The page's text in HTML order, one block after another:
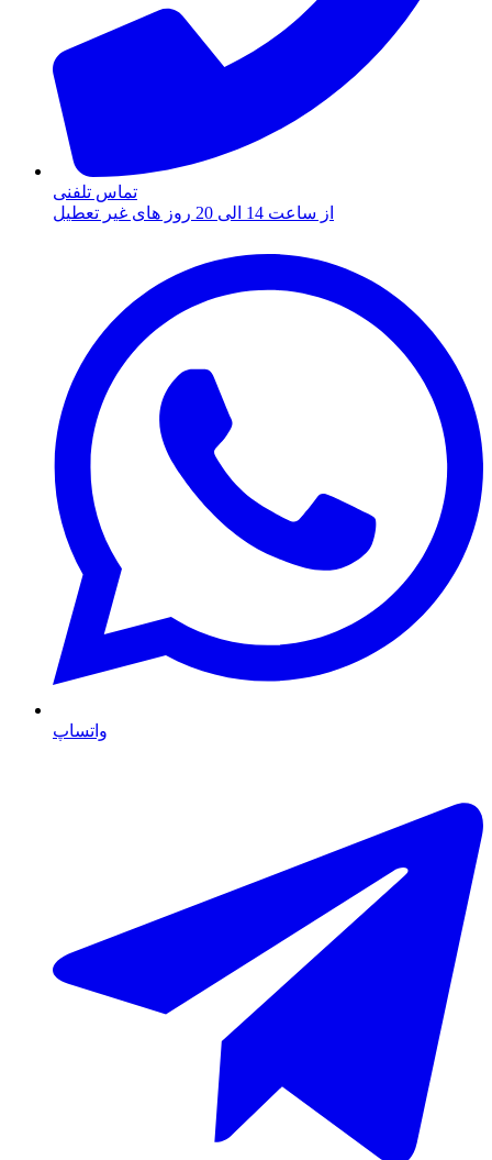
تماس تلفنی
از ساعت 14 الی 20 روز های غیر تعطیل
واتساپ